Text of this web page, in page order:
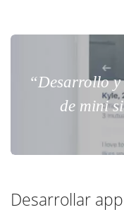
“Desarrollo
de mini
Desarrollar